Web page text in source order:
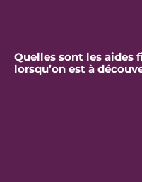
Quelles sont les aides
lorsqu’on est à